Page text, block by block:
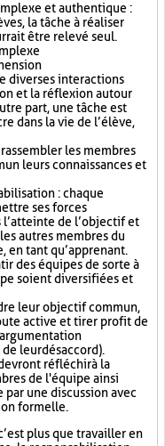
et authentique :
la tâche à réaliser
être relevé seul.
diverses interactions
et la réflexion autour
part, une tâche est
dans la vie de l’élève,
les membres
leurs connaissances et
: chaque
ses forces
de l’objectif et
autres membres du
en tant qu’apprenant.
des équipes de sorte à
soient diversifiées et
leur objectif commun,
active et tirer profit de
leur désaccord).
réfléchir à la
de l'équipe ainsi
une discussion avec
formelle.
plus que travailler en